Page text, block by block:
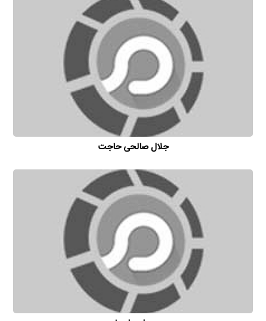
جلال صالحی حاجت